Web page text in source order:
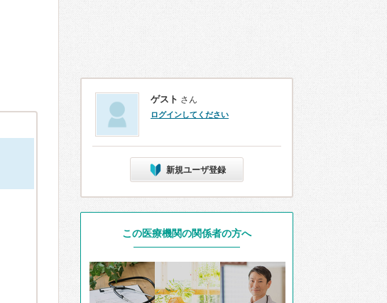
ゲスト さん
ログインしてください
新規ユーザ登録
この医療機関の関係者の方へ